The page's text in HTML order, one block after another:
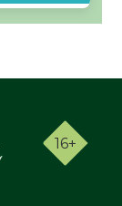
16+